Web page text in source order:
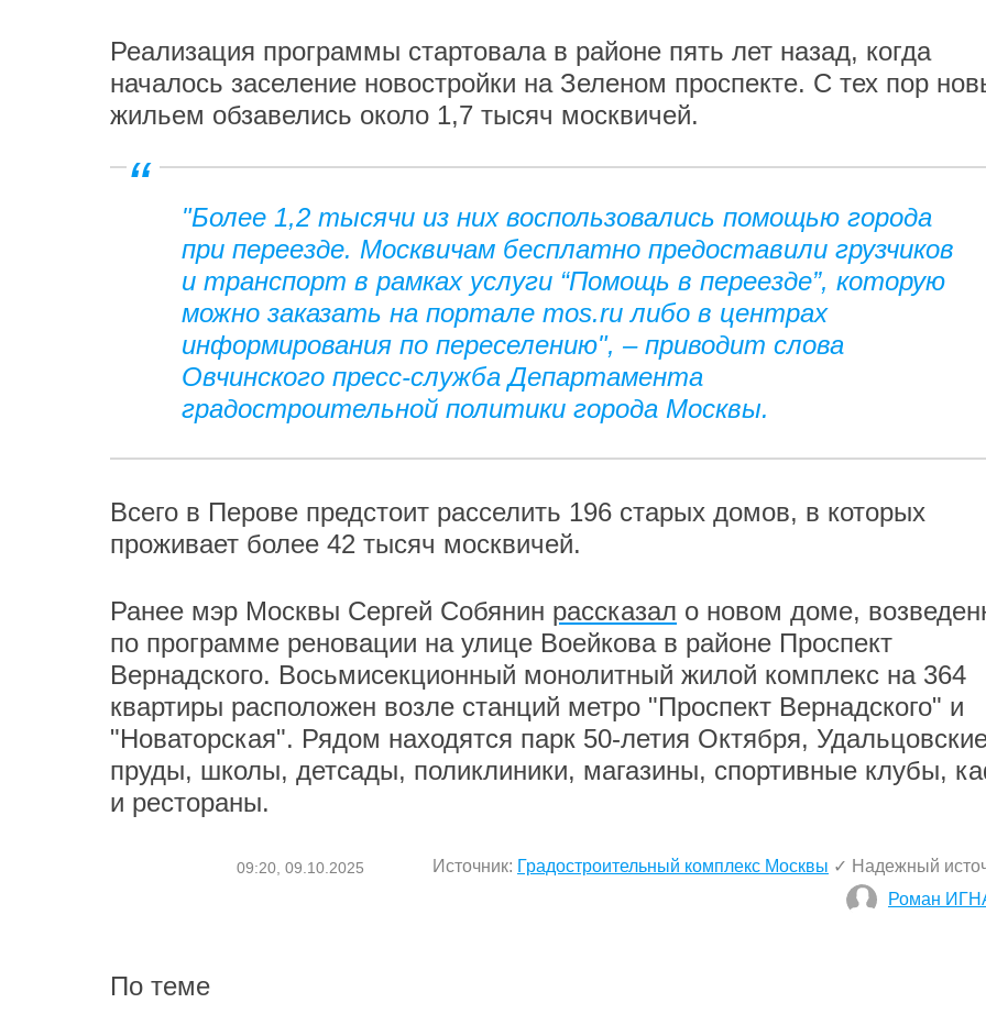
Реализация программы стартовала в районе пять лет назад, когда
началось заселение новостройки на Зеленом проспекте. С тех пор
жильем обзавелись около 1,7 тысяч москвичей.
"Более 1,2 тысячи из них воспользовались помощью города
при переезде. Москвичам бесплатно предоставили грузчиков
и транспорт в рамках услуги “Помощь в переезде”, которую
можно заказать на портале mos.ru либо в центрах
информирования по переселению", – приводит слова
Овчинского пресс-служба Департамента
градостроительной политики города Москвы.
Всего в Перове предстоит расселить 196 старых домов, в которых
проживает более 42 тысяч москвичей.
Ранее мэр Москвы Сергей Собянин рассказал о новом доме,
по программе реновации на улице Воейкова в районе Проспект
Вернадского. Восьмисекционный монолитный жилой комплекс на 364
квартиры расположен возле станций метро "Проспект Вернадского" и
"Новаторская". Рядом находятся парк 50-летия Октября,
пруды, школы, детсады, поликлиники, магазины, спортивные клубы,
и рестораны.
09:20, 09.10.2025 Источник: Градостроительный комплекс Москвы ✓ Надежный
Роман
По теме